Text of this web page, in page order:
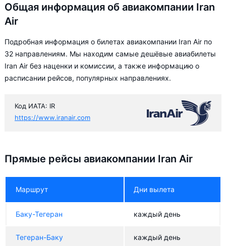
Общая информация об авиакомпании Iran
Air
Подробная информация о билетах авиакомпании Iran Air по
32 направлениям. Мы находим самые дешёвые авиабилеты
Iran Air без наценки и комиссии, а также информацию о
расписании рейсов, популярных направлениях.
Код ИАТА: IR
https://www.iranair.com
Прямые рейсы авиакомпании Iran Air
Маршрут Дни вылета
Баку-Тегеран каждый день
Тегеран-Баку каждый день